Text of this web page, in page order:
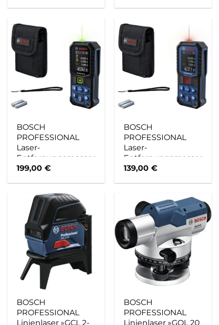
BOSCH
PROFESSIONAL
Laser-
Entfernungsmesser
»GLM«,
199,00€
BOSCH
PROFESSIONAL
Laser-
Entfernungsmesser,
blau/schwarz,
139,00€
BOSCH
PROFESSIONAL
Linienlaser »GCL 2-
BOSCH
PROFESSIONAL
Linienlaser »GOL 20